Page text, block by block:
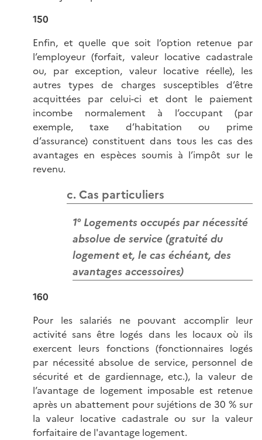
150
Enfin, et quelle que soit l’option retenue par
l’employeur (forfait, valeur locative cadastrale
ou, par exception, valeur locative réelle), les
autres types de charges susceptibles d’être
acquittées par celui-ci et dont le paiement
incombe normalement à l’occupant (par
exemple, taxe d’habitation ou prime
d’assurance) constituent dans tous les cas des
avantages en espèces soumis à l’impôt sur le
revenu.
c. Cas particuliers
1° Logements occupés par nécessité
absolue de service (gratuité du
logement et, le cas échéant, des
avantages accessoires)
160
Pour les salariés ne pouvant accomplir leur
activité sans être logés dans les locaux où ils
exercent leurs fonctions (fonctionnaires logés
par nécessité absolue de service, personnel de
sécurité et de gardiennage, etc.), la valeur de
l’avantage de logement imposable est retenue
après un abattement pour sujétions de 30 % sur
la valeur locative cadastrale ou sur la valeur
forfaitaire de l'avantage logement.